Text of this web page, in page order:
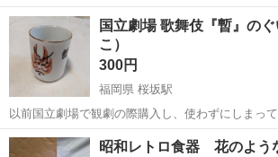
飾っていただけなので状態綺麗ですが神経質な方は
ットあります🍶 お問い合わせの際欲しい数教えて
れない場...
北海道 旭川市 食器 おちょこ
国立劇場 歌舞伎『暫』の
こ）
300円
福岡県 桜坂駅
以前国立劇場で観劇の際購入し、使わずにしまっ
でおしゃれなぐい呑みです。 口径4cm 高さ5.5cm
福岡 福岡市 桜坂駅 食器 おちょこ
昭和レトロ食器 花のよう